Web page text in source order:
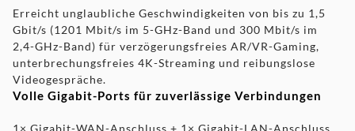
Erreicht unglaubliche Geschwindigkeiten von bis zu 1,5
Gbit/s (1201 Mbit/s im 5-GHz-Band und 300 Mbit/s im
2,4-GHz-Band) für verzögerungsfreies AR/VR-Gaming,
unterbrechungsfreies 4K-Streaming und reibungslose
Videogespräche.
Volle Gigabit-Ports für zuverlässige Verbindungen
1× Gigabit-WAN-Anschluss + 1× Gigabit-LAN-Anschluss